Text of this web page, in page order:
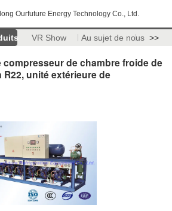
Ourfuture Energy Technology Co., Ltd.
VR Show Au sujet de nous >>
compresseur de chambre froide de
R22, unité extérieure de